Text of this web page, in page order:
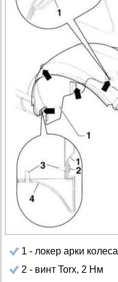
1 - локер арки колеса
2 - винт Torx, 2 Нм